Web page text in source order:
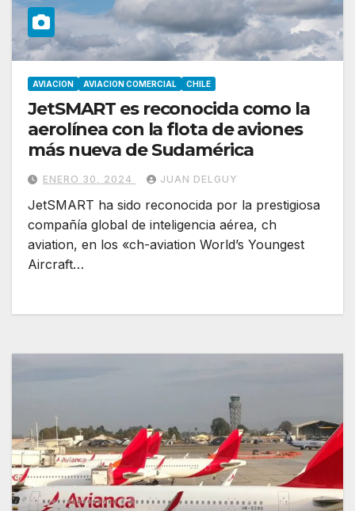
AVIACION AVIACION COMERCIAL CHILE
JetSMART es reconocida como la
aerolínea con la flota de aviones
más nueva de Sudamérica
ENERO 30, 2024 JUAN DELGUY
JetSMART ha sido reconocida por la prestigiosa
compañía global de inteligencia aérea, ch
aviation, en los «ch-aviation World’s Youngest
Aircraft…